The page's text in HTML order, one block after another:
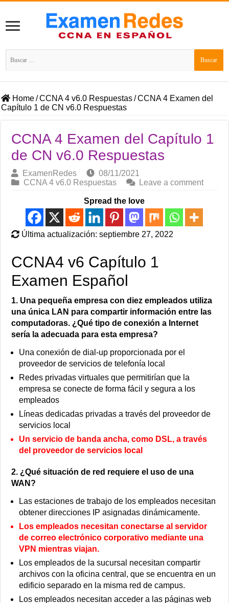
Buscar:
Home/CCNA 4 v6.0 Respuestas/CCNA 4 Examen del
Capítulo 1 de CN v6.0 Respuestas
CCNA 4 Examen del Capítulo 1
de CN v6.0 Respuestas
ExamenRedes
08/11/2021
CCNA 4 v6.0 Respuestas
Leave a comment
Spread the love
Última actualización: septiembre 27, 2022
CCNA4 v6 Capítulo 1
Examen Español
1. Una pequeña empresa con diez empleados utiliza
una única LAN para compartir información entre las
computadoras. ¿Qué tipo de conexión a Internet
sería la adecuada para esta empresa?
Una conexión de dial-up proporcionada por el
proveedor de servicios de telefonía local
Redes privadas virtuales que permitirían que la
empresa se conecte de forma fácil y segura a los
empleados
Líneas dedicadas privadas a través del proveedor de
servicios local
Un servicio de banda ancha, como DSL, a través
del proveedor de servicios local
2. ¿Qué situación de red requiere el uso de una
WAN?
Las estaciones de trabajo de los empleados necesitan
obtener direcciones IP asignadas dinámicamente.
Los empleados necesitan conectarse al servidor
de correo electrónico corporativo mediante una
VPN mientras viajan.
Los empleados de la sucursal necesitan compartir
archivos con la oficina central, que se encuentra en un
edificio separado en la misma red de campus.
Los empleados necesitan acceder a las páginas web